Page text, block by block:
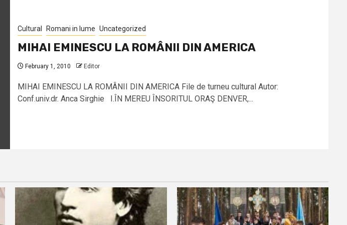
Cultural Romani in lume Uncategorized
MIHAI EMINESCU LA ROMÂNII DIN AMERICA
February 1, 2010 Editor
MIHAI EMINESCU LA ROMÂNII DIN AMERICA File de turneu cultural Autor:
Conf.univ.dr. Anca Sirghie I.ÎN MEREU ÎNSORITUL ORAŞ DENVER,...